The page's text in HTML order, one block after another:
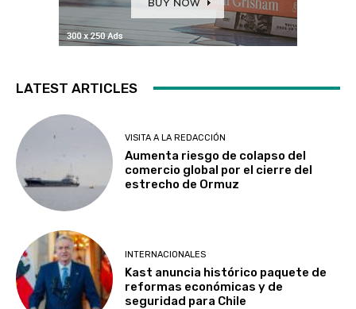
LATEST ARTICLES
VISITA A LA REDACCIÓN
Aumenta riesgo de colapso del
comercio global por el cierre del
estrecho de Ormuz
INTERNACIONALES
Kast anuncia histórico paquete de
reformas económicas y de
seguridad para Chile